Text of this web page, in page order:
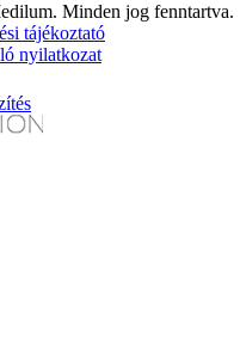
Minden jog fenntartva.
tájékoztató
nyilatkozat